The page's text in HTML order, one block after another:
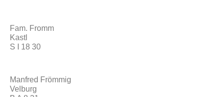
Fam. Fromm
Kastl
S I 18 30
Manfred Frömmig
Velburg